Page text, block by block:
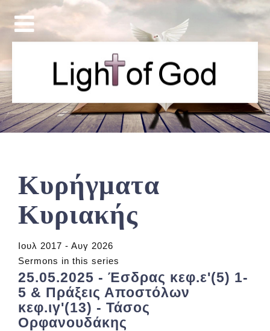
Κυρήγματα
Κυριακής
Ιουλ 2017 - Αυγ 2026
Sermons in this series
25.05.2025 - Έσδρας κεφ.ε'(5) 1-
5 & Πράξεις Αποστόλων
κεφ.ιγ'(13) - Τάσος
Ορφανουδάκης